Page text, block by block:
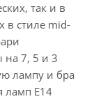
так и в
в стиле mid-
на 7, 5 и 3
лампу и бра
ламп Е14